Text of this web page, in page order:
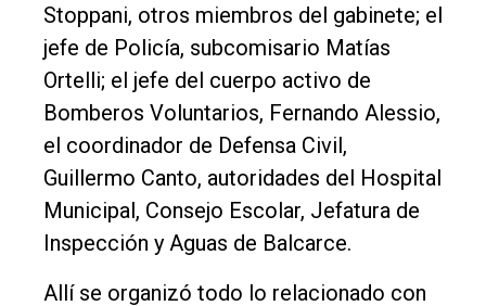
Stoppani, otros miembros del gabinete; el
jefe de Policía, subcomisario Matías
Ortelli; el jefe del cuerpo activo de
Bomberos Voluntarios, Fernando Alessio,
el coordinador de Defensa Civil,
Guillermo Canto, autoridades del Hospital
Municipal, Consejo Escolar, Jefatura de
Inspección y Aguas de Balcarce.
Allí se organizó todo lo relacionado con